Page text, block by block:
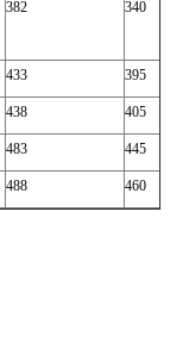
382 340
433 395
438 405
483 445
488 460